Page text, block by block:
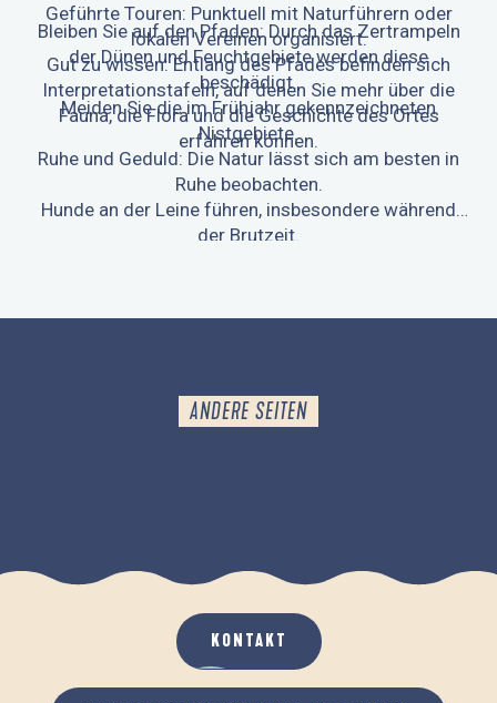
Geführte Touren: Punktuell mit Naturführern oder
lokalen Vereinen organisiert.
Gut zu wissen: Entlang des Pfades befinden sich
Interpretationstafeln, auf denen Sie mehr über die
Fauna, die Flora und die Geschichte des Ortes
erfahren können.
Bleiben Sie auf den Pfaden: Durch das Zertrampeln
der Dünen und Feuchtgebiete werden diese
beschädigt.
Meiden Sie die im Frühjahr gekennzeichneten
Nistgebiete.
Ruhe und Geduld: Die Natur lässt sich am besten in
Ruhe beobachten.
Hunde an der Leine führen, insbesondere während
der Brutzeit.
ANDERE SEITEN
KONTAKT